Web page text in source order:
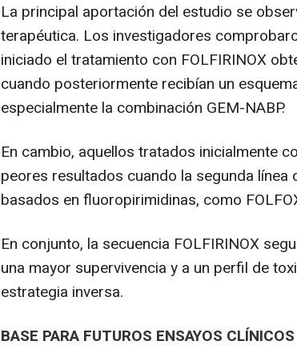
La principal aportación del estudio se
terapéutica. Los investigadores
iniciado el tratamiento con FOLFIRINOX
cuando posteriormente recibían un
especialmente la combinación GEM-NABP.
En cambio, aquellos tratados inicialmente
peores resultados cuando la segunda
basados en fluoropirimidinas, como
En conjunto, la secuencia FOLFIRINOX
una mayor supervivencia y a un perfil de
estrategia inversa.
BASE PARA FUTUROS ENSAYOS CLÍNICOS